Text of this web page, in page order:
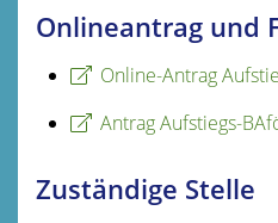
Onlineantrag und
Online-Antrag
Antrag Aufstiegs-
Zuständige Stelle